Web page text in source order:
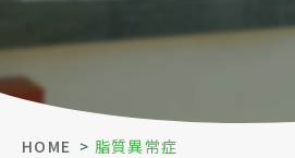
HOME 脂質異常症